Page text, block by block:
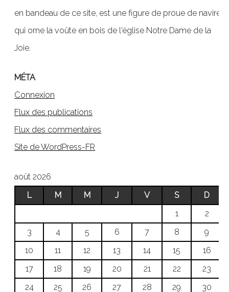
en bandeau de ce site, est une figure de proue de navire,
qui orne la voûte en bois de l'église Notre Dame de la
Joie.
MÉTA
Connexion
Flux des publications
Flux des commentaires
Site de WordPress-FR
août 2026
L
M M J V S
D
1
2
3
4 5 6 7 8
9
10
11 12 13 14 15
16
17
18 19 20 21 22
23
24
25 26 27 28 29 30